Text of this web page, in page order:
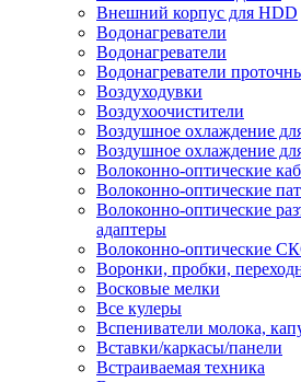
Внешний корпус для HDD
Водонагреватели
Водонагреватели
Водонагреватели
Воздуходувки
Воздухоочистители
Воздушное охлаждение
Воздушное охлаждение
Волоконно-оптические
Волоконно-оптические
Волоконно-оптические
адаптеры
Волоконно-оптические
Воронки, пробки,
Восковые мелки
Все кулеры
Вспениватели молока,
Вставки/каркасы/панели
Встраиваемая техника